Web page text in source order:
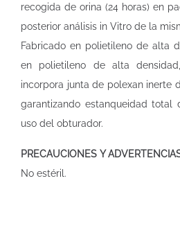
recogida de orina (24 horas) en
posterior análisis in Vitro de la
Fabricado en polietileno de alta
en polietileno de alta
incorpora junta de polexan inerte
garantizando estanqueidad total
uso del obturador.
PRECAUCIONES Y
No estéril.